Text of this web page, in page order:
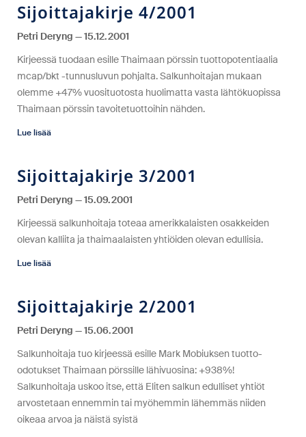
Sijoittajakirje 4/2001
Petri Deryng
15.12.2001
Kirjeessä tuodaan esille Thaimaan pörssin tuottopotentiaalia
mcap/bkt -tunnusluvun pohjalta. Salkunhoitajan mukaan
olemme +47% vuosituotosta huolimatta vasta lähtökuopissa
Thaimaan pörssin tavoitetuottoihin nähden.
Lue lisää
Sijoittajakirje 3/2001
Petri Deryng
15.09.2001
Kirjeessä salkunhoitaja toteaa amerikkalaisten osakkeiden
olevan kalliita ja thaimaalaisten yhtiöiden olevan edullisia.
Lue lisää
Sijoittajakirje 2/2001
Petri Deryng
15.06.2001
Salkunhoitaja tuo kirjeessä esille Mark Mobiuksen tuotto-
odotukset Thaimaan pörssille lähivuosina: +938%!
Salkunhoitaja uskoo itse, että Eliten salkun edulliset yhtiöt
arvostetaan ennemmin tai myöhemmin lähemmäs niiden
oikeaa arvoa ja näistä syistä